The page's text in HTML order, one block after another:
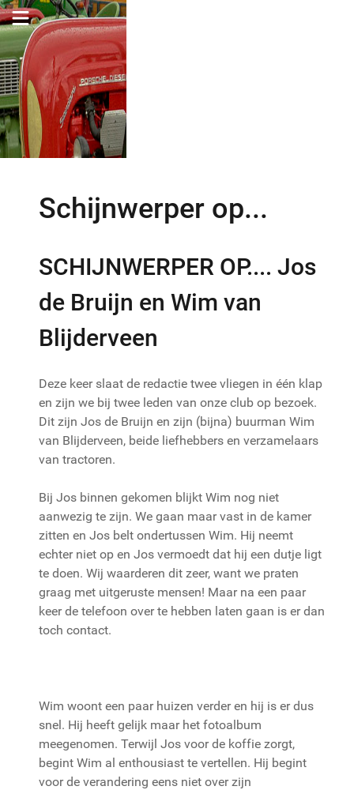
Schijnwerper op...
SCHIJNWERPER OP.... Jos
de Bruijn en Wim van
Blijderveen
Deze keer slaat de redactie twee vliegen in één klap
en zijn we bij twee leden van onze club op bezoek.
Dit zijn Jos de Bruijn en zijn (bijna) buurman Wim
van Blijderveen, beide liefhebbers en verzamelaars
van tractoren.
Bij Jos binnen gekomen blijkt Wim nog niet
aanwezig te zijn. We gaan maar vast in de kamer
zitten en Jos belt ondertussen Wim. Hij neemt
echter niet op en Jos vermoedt dat hij een dutje ligt
te doen. Wij waarderen dit zeer, want we praten
graag met uitgeruste mensen! Maar na een paar
keer de telefoon over te hebben laten gaan is er dan
toch contact.
Wim woont een paar huizen verder en hij is er dus
snel. Hij heeft gelijk maar het fotoalbum
meegenomen. Terwijl Jos voor de koffie zorgt,
begint Wim al enthousiast te vertellen. Hij begint
voor de verandering eens niet over zijn